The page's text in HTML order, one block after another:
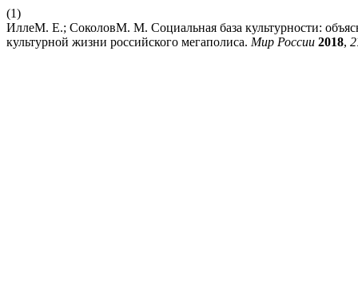
(1)
ИллеМ. Е.; СоколовМ. М. Социальная база культурности:
культурной жизни российского мегаполиса. Мир России 2018,